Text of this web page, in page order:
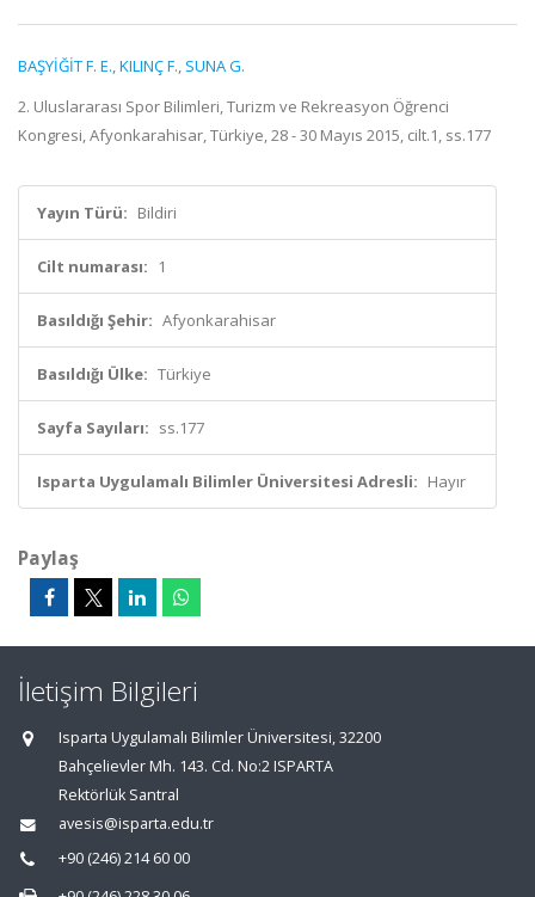
BAŞYİĞİT F. E.,KILINÇ F., SUNA G.
2. Uluslararası Spor Bilimleri, Turizm ve Rekreasyon Öğrenci
Kongresi, Afyonkarahisar, Türkiye, 28 - 30 Mayıs 2015, cilt.1, ss.177
Yayın Türü: Bildiri
Cilt numarası: 1
Basıldığı Şehir: Afyonkarahisar
Basıldığı Ülke: Türkiye
Sayfa Sayıları: ss.177
Isparta Uygulamalı Bilimler Üniversitesi Adresli: Hayır
Paylaş
İletişim Bilgileri
Isparta Uygulamalı Bilimler Üniversitesi, 32200
Bahçelievler Mh. 143. Cd. No:2 ISPARTA
Rektörlük Santral
avesis@isparta.edu.tr
+90 (246) 214 60 00